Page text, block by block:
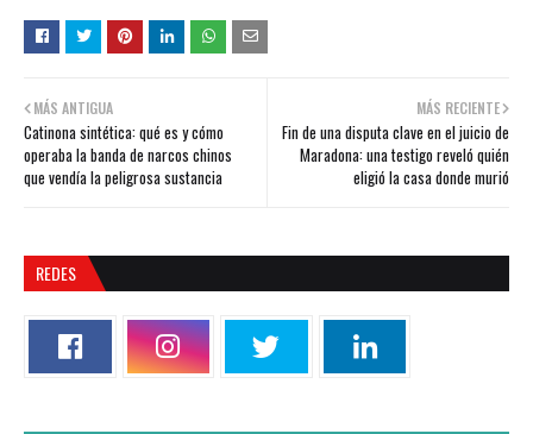
MÁS RECIENTE
Fin de una disputa clave en el juicio de
Maradona: una testigo reveló quién
eligió la casa donde murió
MÁS ANTIGUA
Catinona sintética: qué es y cómo
operaba la banda de narcos chinos
que vendía la peligrosa sustancia
REDES